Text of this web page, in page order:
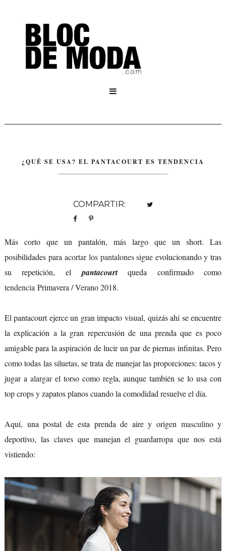

¿QUÉ SE USA? EL PANTACOURT ES TENDENCIA
COMPARTIR:
Más corto que un pantalón, más largo que un short. Las
posibilidades paraacortar los pantalonessigue evolucionando y tras
su repetición, elpantacourtqueda confirmado como
tendenciaPrimavera / Verano 2018.
El pantacourt ejerce un gran impacto visual, quizás ahí se encuentre
la explicación a la gran repercusión de una prenda que es poco
amigable para la aspiración de lucir un par de piernas infinitas. Pero
como todas las siluetas, se trata de manejar las proporciones: tacos y
jugar a alargarel torso como regla, aunque también se lo usa con
top crops y zapatos planos cuando la comodidad resuelve el día.
Aquí, una postal de esta prenda de aire y origen masculinoy
deportivo, las claves que manejan el guardarropa que nos está
vistiendo: